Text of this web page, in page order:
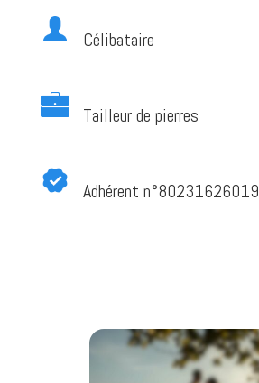
Célibataire
Tailleur de pierres
Adhérent n°80231626019